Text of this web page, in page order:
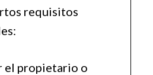
requisitos
el propietario o